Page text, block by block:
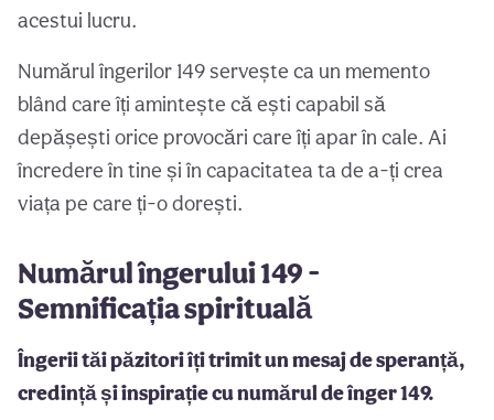
acestui lucru.
Numărul îngerilor 149 servește ca un memento
blând care îți amintește că ești capabil să
depășești orice provocări care îți apar în cale. Ai
încredere în tine și în capacitatea ta de a-ți crea
viața pe care ți-o dorești.
Numărul îngerului 149 -
Semnificația spirituală
Îngerii tăi păzitori îți trimit un mesaj de speranță,
credință și inspirație cu numărul de înger 149.